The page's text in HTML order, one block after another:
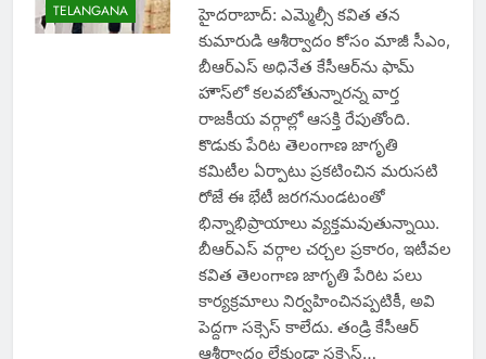
TELANGANA
హైదరాబాద్‌: ఎమ్మెల్సీ కవిత తన
కుమారుడి ఆశీర్వాదం కోసం మాజీ సీఎం,
బీఆర్‌ఎస్ అధినేత కేసీఆర్‌ను ఫామ్
హౌస్‌లో కలవబోతున్నారన్న వార్త
రాజకీయ వర్గాల్లో ఆసక్తి రేపుతోంది.
కొడుకు పేరిట తెలంగాణ జాగృతి
కమిటీల ఏర్పాటు ప్రకటించిన మరుసటి
రోజే ఈ భేటీ జరగనుండటంతో
భిన్నాభిప్రాయాలు వ్యక్తమవుతున్నాయి.
బీఆర్‌ఎస్ వర్గాల చర్చల ప్రకారం, ఇటీవల
కవిత తెలంగాణ జాగృతి పేరిట పలు
కార్యక్రమాలు నిర్వహించినప్పటికీ, అవి
పెద్దగా సక్సెస్ కాలేదు. తండ్రి కేసీఆర్
ఆశీర్వాదం లేకుండా సక్సెస్…